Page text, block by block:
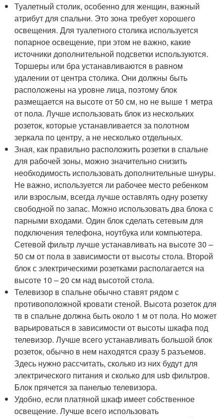
Туалетный столик, особенно для женщин, важный
атрибут для спальни. Это зона требует хорошего
освещения. Для туалетного столика используется
попарное освещение, при этом не важно, какие
источники дополнительной подсветки используются.
Торшеры или бра устанавливаются в равном
удалении от центра столика. Они должны быть
расположены на уровне лица, поэтому блок
размещается на высоте от 50 см, но не выше 1 метра
от пола. Лучше использовать блок из нескольких
розеток, которые устанавливается за полотном
зеркала по центру, а не несколько отдельных.
Зная, как правильно расположить розетки в спальне
для рабочей зоны, можно значительно снизить
необходимость использовать дополнительные шнуры.
Не важно, используется ли рабочее место ребенком
или взрослым, всегда лучше оставлять одну розетку
свободной по запас. Можно использовать два блока с
парными входами. Один блок сделать сетевым для
подключения телефона, ноутбука или компьютера.
Сетевой фильтр лучше устанавливать на высоте 30 –
50 см от пола в зависимости от высоты стола. Второй
блок с электрическими розетками располагается на
высоте 10 – 20 см над высотой стола.
Телевизор в спальне обычно ставят рядом с
противоположной кровати стеной. Высота розеток для
тв в спальне должна быть около 1 м от пола. Но может
варьироваться в зависимости от высоты шкафа под
телевизор. Лучше всего устанавливать большой блок
розеток, обычно в нем находятся сразу 5 разъемов.
Здесь нужно рассчитать, сколько из них будут для
электрического питания и сколько для usb фильтров.
Блок прячется за панелью телевизора.
Удобно, если платяной шкаф имеет собственное
освещение. Лучше всего использовать